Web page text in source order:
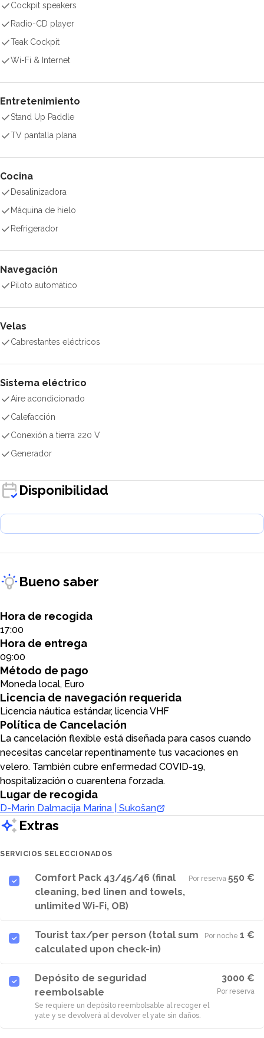
Cockpit speakers
Radio-CD player
Teak Cockpit
Wi-Fi & Internet
Entretenimiento
Stand Up Paddle
TV pantalla plana
Cocina
Desalinizadora
Máquina de hielo
Refrigerador
Navegación
Piloto automático
Velas
Cabrestantes eléctricos
Sistema eléctrico
Aire acondicionado
Calefacción
Conexión a tierra 220 V
Generador
Disponibilidad
Bueno saber
Hora de recogida
17:00
Hora de entrega
09:00
Método de pago
Moneda local, Euro
Licencia de navegación requerida
Licencia náutica estándar, licencia VHF
Política de Cancelación
La cancelación flexible está diseñada para casos cuando
necesitas cancelar repentinamente tus vacaciones en
velero. También cubre enfermedad COVID-19,
hospitalización o cuarentena forzada.
Lugar de recogida
D-Marin Dalmacija Marina | Sukošan
Extras
SERVICIOS SELECCIONADOS
Comfort Pack 43/45/46 (final
cleaning, bed linen and towels,
unlimited Wi-Fi, OB)
Por reserva·550 €
Tourist tax/per person (total sum
calculated upon check-in)
Por noche·1 €
Depósito de seguridad
reembolsable
Se requiere un depósito reembolsable al recoger el
yate y se devolverá al devolver el yate sin daños.
3000 €
Por reserva